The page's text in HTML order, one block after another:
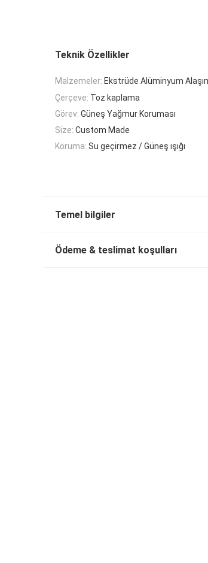
Teknik Özellikler
Malzemeler: Ekstrüde Alüminyum
Çerçeve: Toz kaplama
Görev: Güneş Yağmur Koruması
Size: Custom Made
Koruma: Su geçirmez / Güneş ışığı
Temel bilgiler
Ödeme & teslimat koşulları